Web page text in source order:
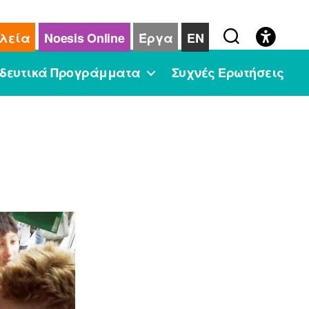
Noesis Online Έργα
EN
Προγράμματα
Συχνές Ερωτήσεις